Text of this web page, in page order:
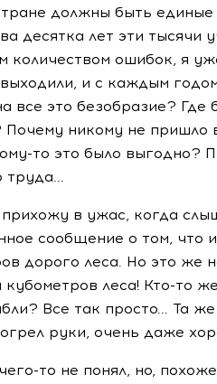
должны быть
десятка лет эти тысячи
количеством ошибок, я
и с каждым
все это безобразие?
Почему никому не пришло
то это было выгодно?
труда...
прихожу в ужас, когда
сообщение о том, что
дорого леса. Но это же
кубометров леса! Кто-то
Все так просто... Та
руки, очень даже
то не понял, но,